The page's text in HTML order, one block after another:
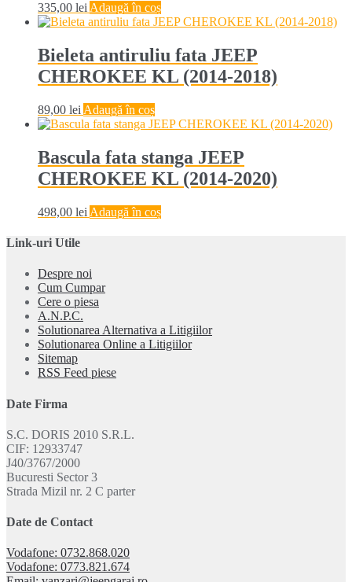
335,00 lei Adaugă în coș
Bieleta antiruliu fata JEEP
CHEROKEE KL (2014-2018)
89,00 lei Adaugă în coș
Bascula fata stanga JEEP
CHEROKEE KL (2014-2020)
498,00 lei Adaugă în coș
Link-uri Utile
Despre noi
Cum Cumpar
Cere o piesa
A.N.P.C.
Solutionarea Alternativa a Litigiilor
Solutionarea Online a Litigiilor
Sitemap
RSS Feed piese
Date Firma
S.C. DORIS 2010 S.R.L.
CIF: 12933747
J40/3767/2000
Bucuresti Sector 3
Strada Mizil nr. 2 C parter
Date de Contact
Vodafone: 0732.868.020
Vodafone: 0773.821.674